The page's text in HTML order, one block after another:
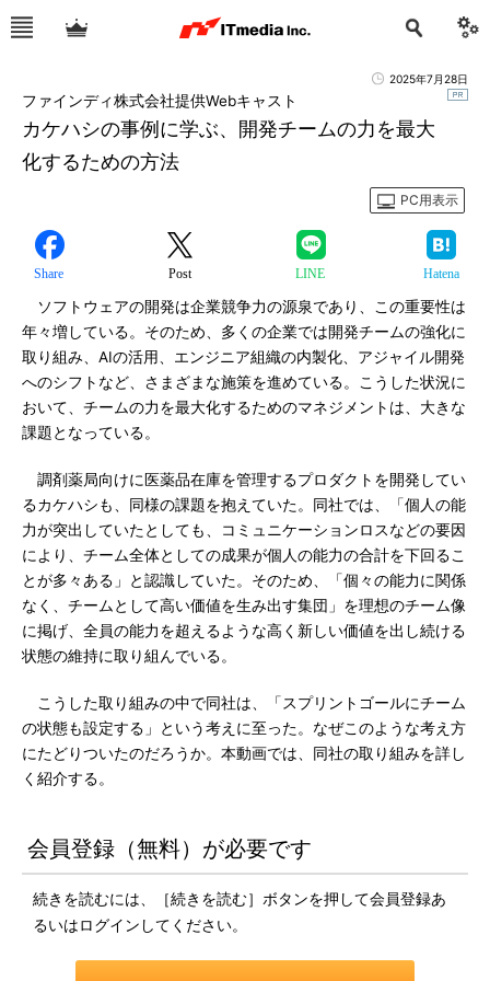
2025年7月28日
カケハシの事例に学ぶ、開発チームの力を最大
化するための方法
ファインディ株式会社提供Webキャスト
PC用表示
Share Post LINE Hatena
ソフトウェアの開発は企業競争力の源泉であり、この重要性は
年々増している。そのため、多くの企業では開発チームの強化に
取り組み、AIの活用、エンジニア組織の内製化、アジャイル開発
へのシフトなど、さまざまな施策を進めている。こうした状況に
おいて、チームの力を最大化するためのマネジメントは、大きな
課題となっている。
調剤薬局向けに医薬品在庫を管理するプロダクトを開発してい
るカケハシも、同様の課題を抱えていた。同社では、「個人の能
力が突出していたとしても、コミュニケーションロスなどの要因
により、チーム全体としての成果が個人の能力の合計を下回るこ
とが多々ある」と認識していた。そのため、「個々の能力に関係
なく、チームとして高い価値を生み出す集団」を理想のチーム像
に掲げ、全員の能力を超えるような高く新しい価値を出し続ける
状態の維持に取り組んでいる。
こうした取り組みの中で同社は、「スプリントゴールにチーム
の状態も設定する」という考えに至った。なぜこのような考え方
にたどりついたのだろうか。本動画では、同社の取り組みを詳し
く紹介する。
会員登録（無料）が必要です
続きを読むには、［続きを読む］ボタンを押して会員登録あ
るいはログインしてください。